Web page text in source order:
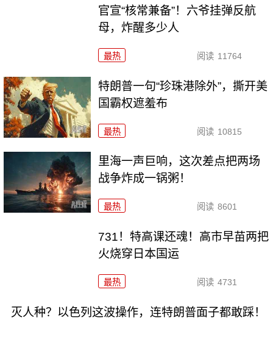
官宣“核常兼备”！六爷挂弹反航
母，炸醒多少人
最热 阅读 11764
特朗普一句“珍珠港除外”，撕开美
国霸权遮羞布
最热 阅读 10815
里海一声巨响，这次差点把两场
战争炸成一锅粥！
最热 阅读 8601
731！特高课还魂！高市早苗两把
火烧穿日本国运
最热 阅读 4731
灭人种？以色列这波操作，连特朗普面子都敢踩！